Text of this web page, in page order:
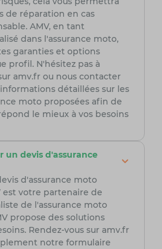
de réparation en cas
AMV, en tant
dans l'assurance moto,
garanties et options
profil. N'hésitez pas à
amv.fr ou nous contacter
détaillées sur les
moto proposées afin de
le mieux à vos besoins
un devis d'assurance
d'assurance moto
est votre partenaire de
de l'assurance moto
propose des solutions
Rendez-vous sur amv.fr
notre formulaire